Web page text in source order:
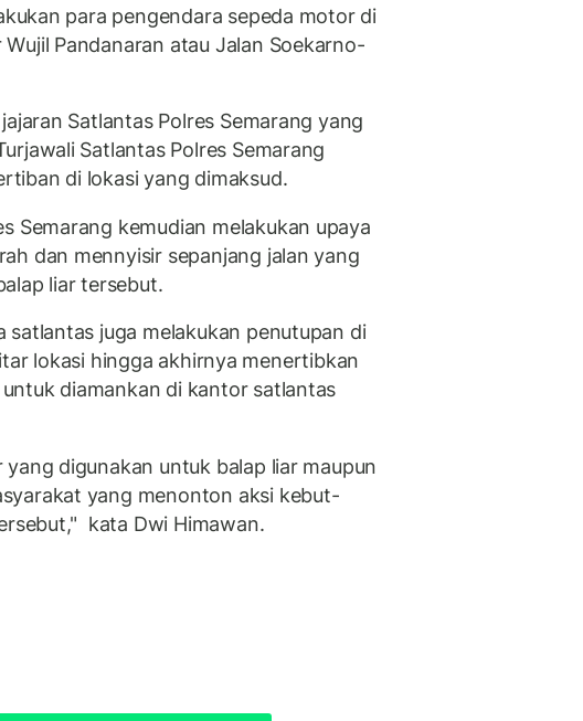
para pengendara sepeda motor di
Pandanaran atau Jalan Soekarno-
Satlantas Polres Semarang yang
Satlantas Polres Semarang
di lokasi yang dimaksud.
Semarang kemudian melakukan upaya
dan mennyisir sepanjang jalan yang
liar tersebut.
satlantas juga melakukan penutupan di
lokasi hingga akhirnya menertibkan
diamankan di kantor satlantas
digunakan untuk balap liar maupun
yang menonton aksi kebut-
kata Dwi Himawan.